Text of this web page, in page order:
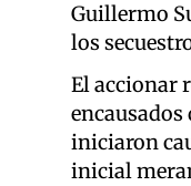
Guillermo
los
El accionar
encausados
iniciaron
inicial